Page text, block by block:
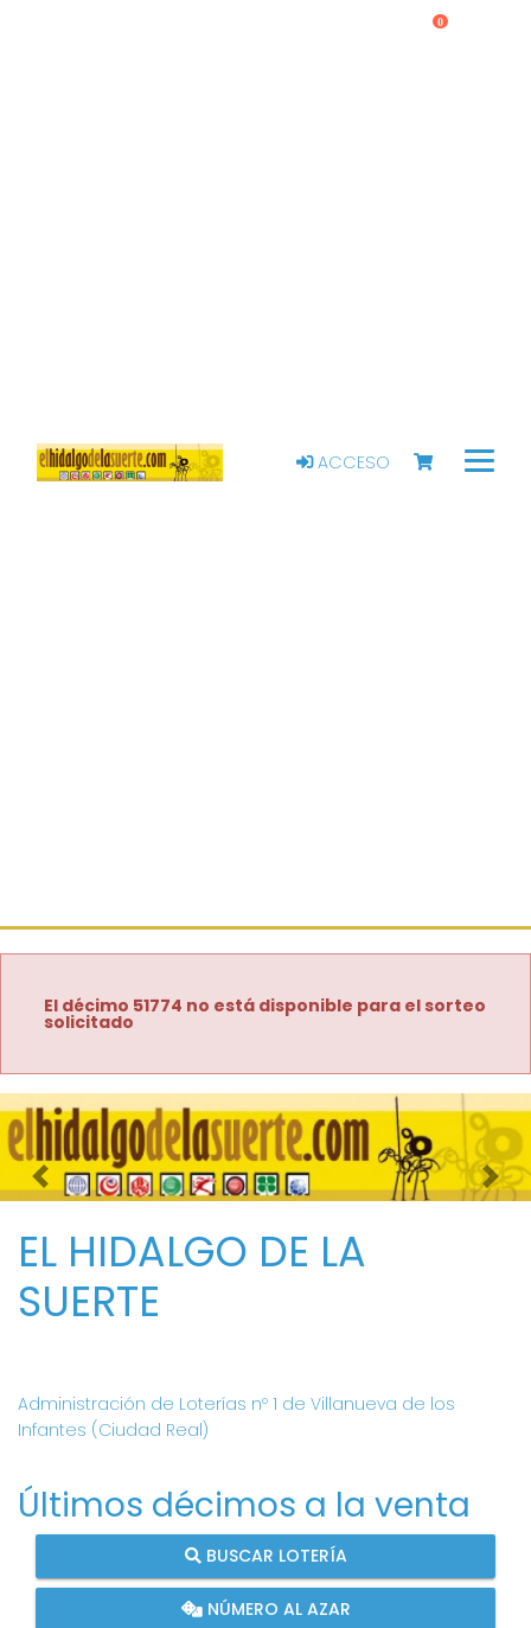
ACCESO
0
El décimo 51774 no está disponible para el sorteo
solicitado
Imagen anterior
EL HIDALGO DE LA
SUERTE
Administración de Loterías nº 1 de Villanueva de los
Infantes (Ciudad Real)
Últimos décimos a la venta
BUSCAR LOTERÍA
NÚMERO AL AZAR